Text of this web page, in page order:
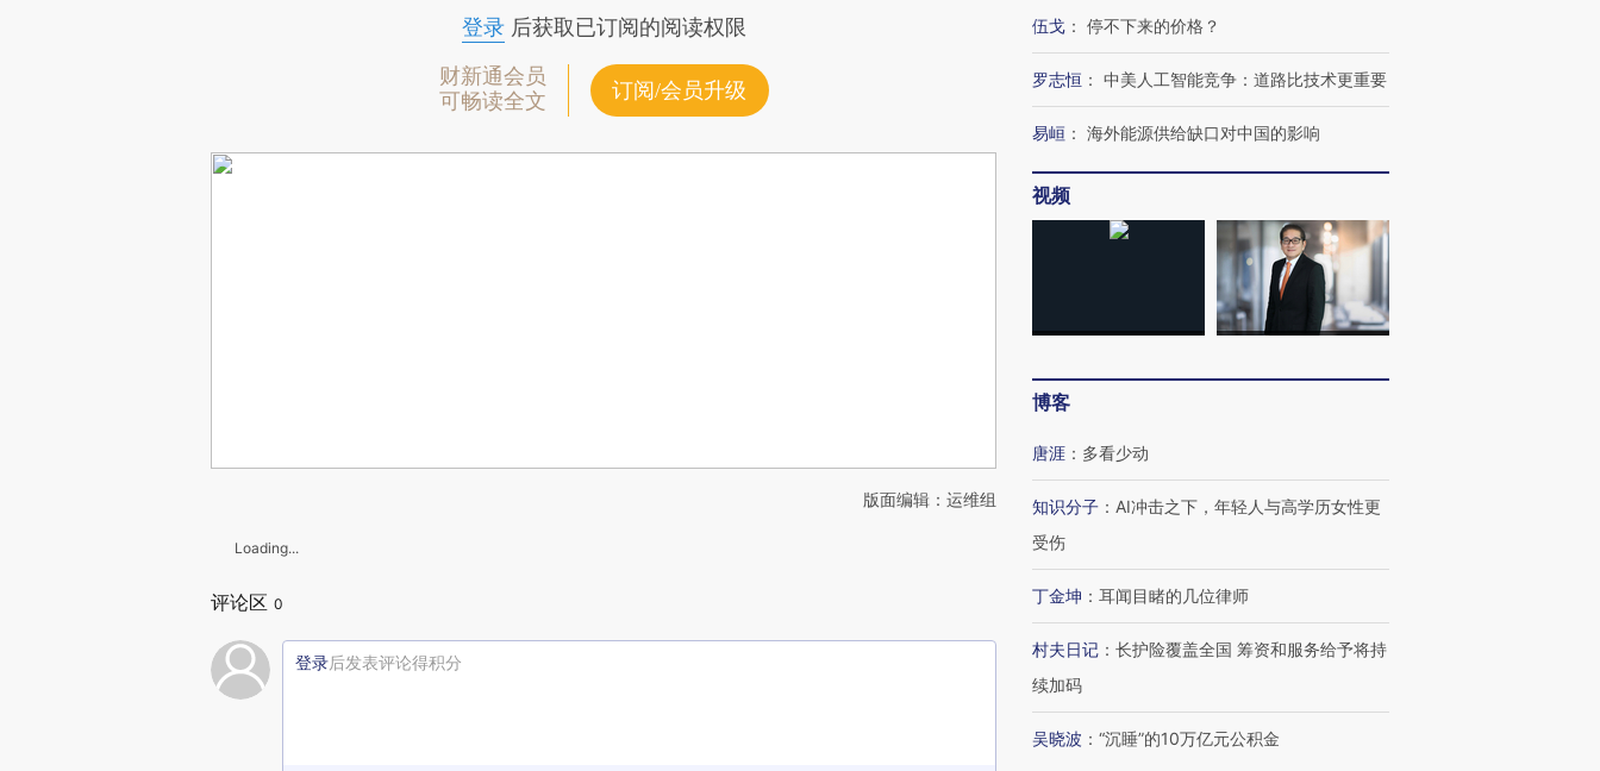
登录后获取已订阅的阅读权限
财新通会员
可畅读全文
订阅/会员升级
版面编辑：运维组
Loading...
评论区 0
登录后发表评论得积分
伍戈 ： 停不下来的价格？
罗志恒 ： 中美人工智能竞争：道路比技术更重要
易峘 ： 海外能源供给缺口对中国的影响
视频
博客
唐涯 ： 多看少动
知识分子 ： AI冲击之下，年轻人与高学历女性更
受伤
丁金坤 ： 耳闻目睹的几位律师
村夫日记 ： 长护险覆盖全国 筹资和服务给予将持
续加码
吴晓波 ： “沉睡”的10万亿元公积金